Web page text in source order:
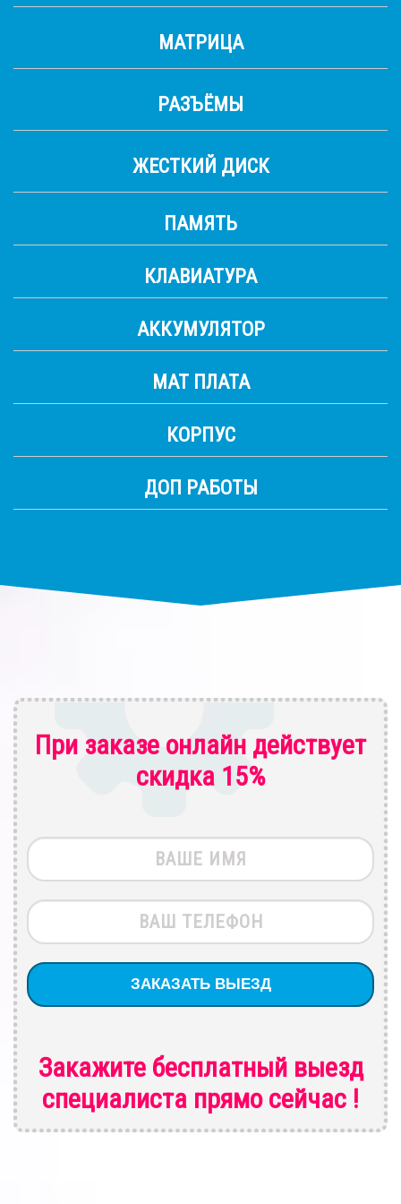
МАТРИЦА
РАЗЪЁМЫ
ЖЕСТКИЙ ДИСК
ПАМЯТЬ
КЛАВИАТУРА
АККУМУЛЯТОР
МАТ ПЛАТА
КОРПУС
ДОП РАБОТЫ
При заказе онлайн действует
скидка 15%
Закажите бесплатный выезд
специалиста прямо сейчас !